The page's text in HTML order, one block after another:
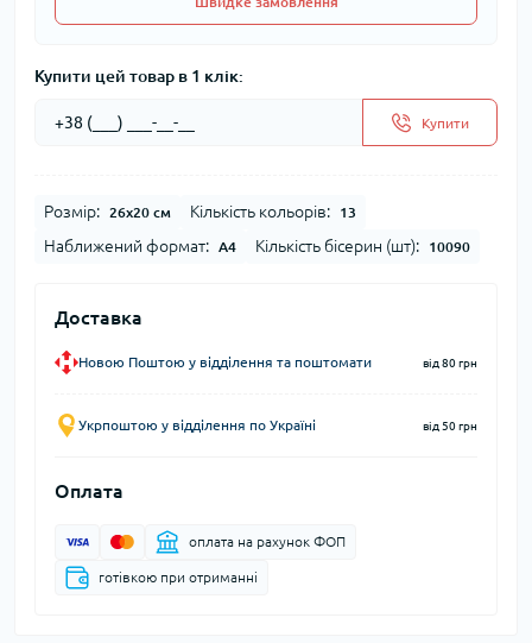
Купити цей товар в 1 клік:
Купити
Розмір: 26x20 см Кількість кольорів: 13
Наближений формат: А4 Кількість бісерин (шт): 10090
Доставка
Новою Поштою у відділення та поштомати від 80 грн
Укрпоштою у відділення по Україні від 50 грн
Оплата
оплата на рахунок ФОП
готівкою при отриманні